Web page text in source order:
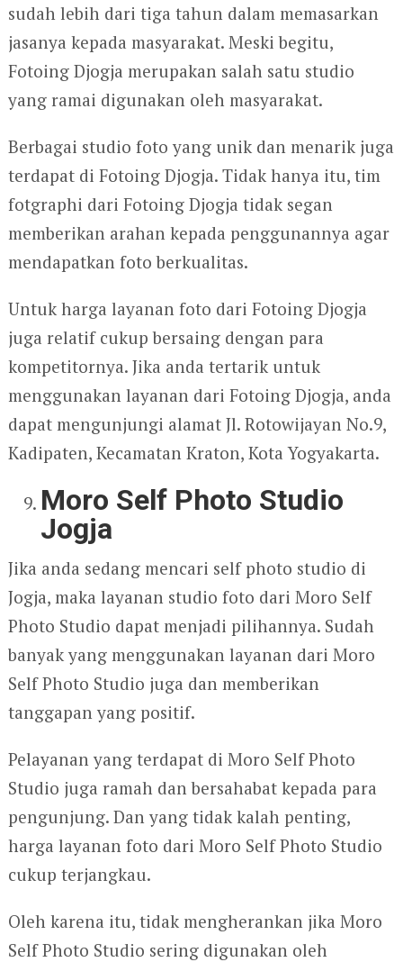
sudah lebih dari tiga tahun dalam memasarkan
jasanya kepada masyarakat. Meski begitu,
Fotoing Djogja merupakan salah satu studio
yang ramai digunakan oleh masyarakat.
Berbagai studio foto yang unik dan menarik juga
terdapat di Fotoing Djogja. Tidak hanya itu, tim
fotgraphi dari Fotoing Djogja tidak segan
memberikan arahan kepada penggunannya agar
mendapatkan foto berkualitas.
Untuk harga layanan foto dari Fotoing Djogja
juga relatif cukup bersaing dengan para
kompetitornya. Jika anda tertarik untuk
menggunakan layanan dari Fotoing Djogja, anda
dapat mengunjungi alamat Jl. Rotowijayan No.9,
Kadipaten, Kecamatan Kraton, Kota Yogyakarta.
Moro Self Photo Studio
Jogja
Jika anda sedang mencari self photo studio di
Jogja, maka layanan studio foto dari Moro Self
Photo Studio dapat menjadi pilihannya. Sudah
banyak yang menggunakan layanan dari Moro
Self Photo Studio juga dan memberikan
tanggapan yang positif.
Pelayanan yang terdapat di Moro Self Photo
Studio juga ramah dan bersahabat kepada para
pengunjung. Dan yang tidak kalah penting,
harga layanan foto dari Moro Self Photo Studio
cukup terjangkau.
Oleh karena itu, tidak mengherankan jika Moro
Self Photo Studio sering digunakan oleh